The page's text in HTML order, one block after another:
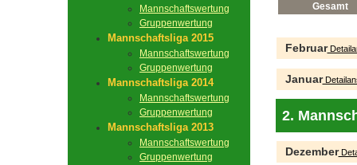
Mannschaftswertung
Gruppenwertung
Mannschaftsliga 2015
Mannschaftswertung
Gruppenwertung
Mannschaftsliga 2014
Mannschaftswertung
Gruppenwertung
Mannschaftsliga 2013
Mannschaftswertung
Gruppenwertung
Gesamt
Februar
Januar
2.
Dezember